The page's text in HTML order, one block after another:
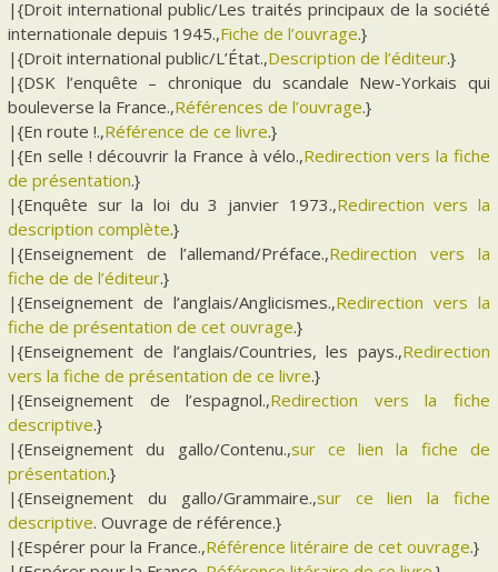
|{Droit international public/Les traités principaux de la société
internationale depuis 1945.,Fiche de l’ouvrage.}
|{Droit international public/L’État.,Description de l’éditeur.}
|{DSK l’enquête – chronique du scandale New-Yorkais qui
bouleverse la France.,Références de l’ouvrage.}
|{En route !.,Référence de ce livre.}
|{En selle ! découvrir la France à vélo.,Redirection vers la fiche
de présentation.}
|{Enquête sur la loi du 3 janvier 1973.,Redirection vers la
description complète.}
|{Enseignement de l’allemand/Préface.,Redirection vers la
fiche de de l’éditeur.}
|{Enseignement de l’anglais/Anglicismes.,Redirection vers la
fiche de présentation de cet ouvrage.}
|{Enseignement de l’anglais/Countries, les pays.,Redirection
vers la fiche de présentation de ce livre.}
|{Enseignement de l’espagnol.,Redirection vers la fiche
descriptive.}
|{Enseignement du gallo/Contenu.,sur ce lien la fiche de
présentation.}
|{Enseignement du gallo/Grammaire.,sur ce lien la fiche
descriptive. Ouvrage de référence.}
|{Espérer pour la France.,Référence litéraire de cet ouvrage.}